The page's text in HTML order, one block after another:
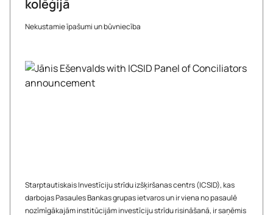
kolēģijā
Nekustamie īpašumi un būvniecība
Starptautiskais Investīciju strīdu izšķiršanas centrs (ICSID), kas
darbojas Pasaules Bankas grupas ietvaros un ir viena no pasaulē
nozīmīgākajām institūcijām investīciju strīdu risināšanā, ir saņēmis